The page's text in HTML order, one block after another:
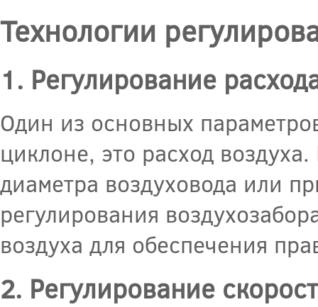
Технологии
1. Регулирование
Один из основных
циклоне, это расход
диаметра воздуховода или
регулирования
воздуха для обеспечения
2. Регулирование